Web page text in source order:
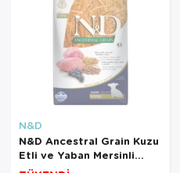
N&D
N&D Ancestral Grain Kuzu
Etli ve Yaban Mersinli
Küçük Irk Ata Tahıllı Yavru